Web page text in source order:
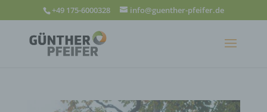
+49 175-6000328 info@guenther-pfeifer.de